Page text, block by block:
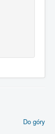
Do góry